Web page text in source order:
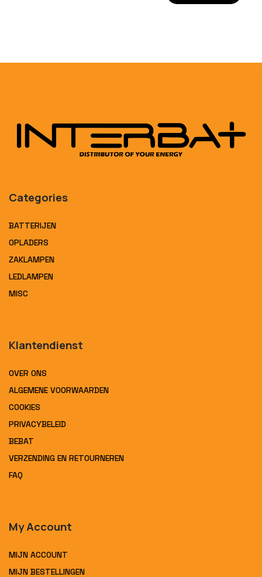
Categories
BATTERIJEN
OPLADERS
ZAKLAMPEN
LEDLAMPEN
MISC
Klantendienst
OVER ONS
ALGEMENE VOORWAARDEN
COOKIES
PRIVACYBELEID
BEBAT
VERZENDING EN RETOURNEREN
FAQ
My Account
MIJN ACCOUNT
MIJN BESTELLINGEN